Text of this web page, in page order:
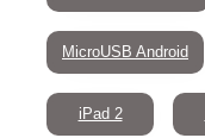
MicroUSB Android
iPad 2